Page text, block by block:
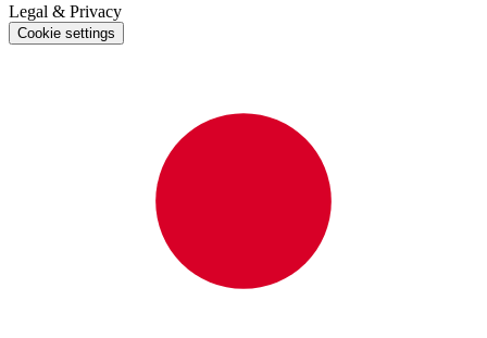
Legal & Privacy
Cookie settings